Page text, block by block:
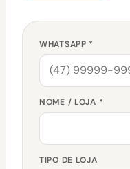
WHATSAPP *
NOME / LOJA *
TIPO DE LOJA